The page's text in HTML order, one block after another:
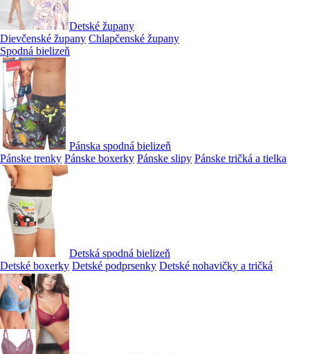
Detské župany
Dievčenské župany Chlapčenské župany
Spodná bielizeň
Pánska spodná bielizeň
Pánske trenky Pánske boxerky Pánske slipy Pánske tričká a tielka
Detská spodná bielizeň
Detské boxerky Detské podprsenky Detské nohavičky a tričká